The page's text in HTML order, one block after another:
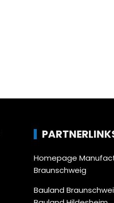
Homepage
Braunschweig
Bauland